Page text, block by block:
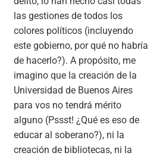
las gestiones de todos los
colores políticos (incluyendo
este gobierno, por qué no habría
de hacerlo?). A propósito, me
imagino que la creación de la
Universidad de Buenos Aires
para vos no tendrá mérito
alguno (Pssst! ¿Qué es eso de
educar al soberano?), ni la
creación de bibliotecas, ni la